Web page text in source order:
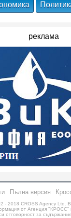
реклама
Пълна версия
- 2018 CROSS Agency Ltd.
от Агенция "КРОСС"
отговорност за